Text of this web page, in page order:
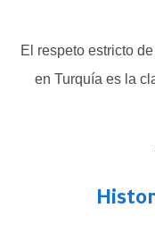
El respeto estricto
en Turquía es la